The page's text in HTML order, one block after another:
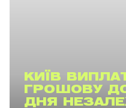
КИЇВ
ГРОШОВУ
ДНЯ